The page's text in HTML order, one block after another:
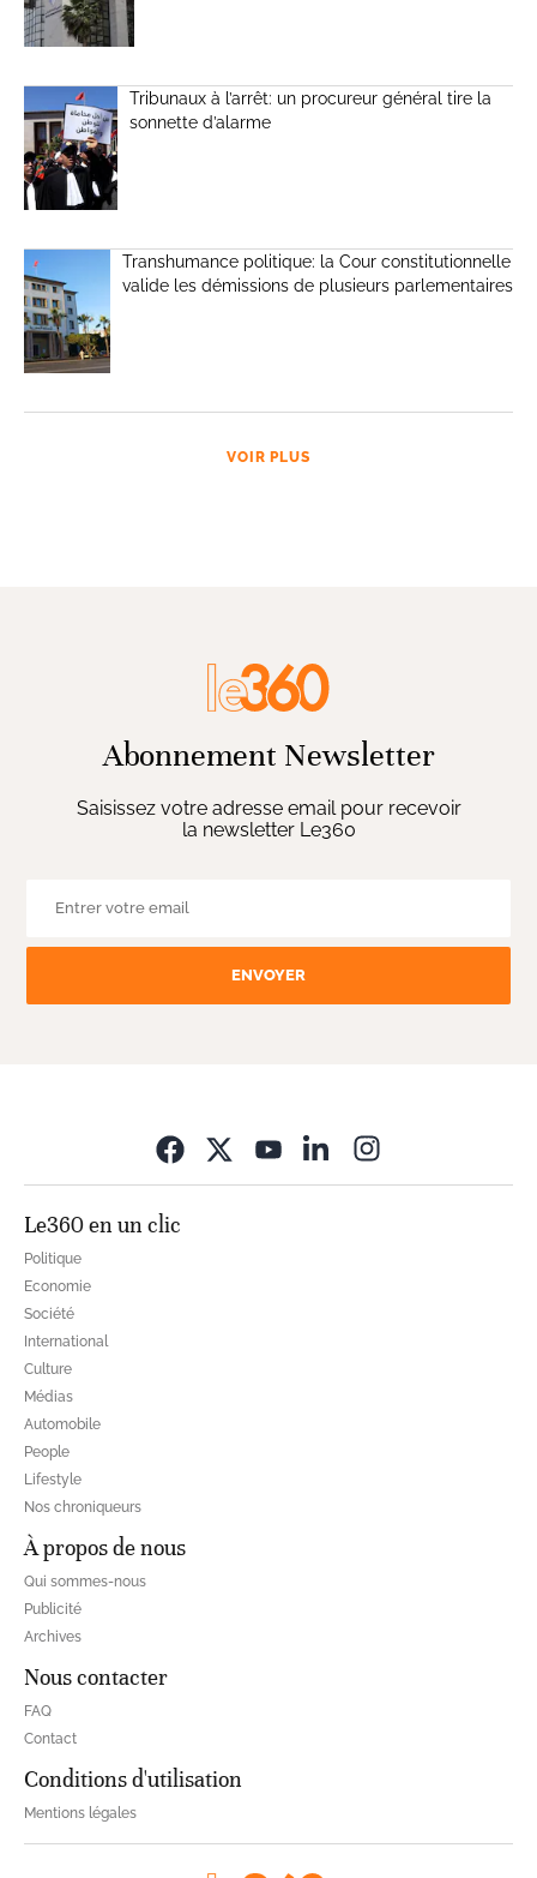
Tribunaux à l’arrêt: un procureur général tire la
sonnette d’alarme
Transhumance politique: la Cour constitutionnelle
valide les démissions de plusieurs parlementaires
VOIR PLUS
Abonnement Newsletter
Saisissez votre adresse email pour recevoir
la newsletter Le360
ENVOYER
Le360 en un clic
Politique
Economie
Société
International
Culture
Médias
Automobile
People
Lifestyle
Nos chroniqueurs
À propos de nous
Qui sommes-nous
Publicité
Archives
Nous contacter
FAQ
Contact
Conditions d'utilisation
Mentions légales